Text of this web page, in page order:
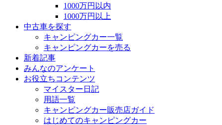
1000万円以内
1000万円以上
中古車を探す
キャンピングカー一覧
キャンピングカーを売る
新着記事
みんなのアンケート
お役立ちコンテンツ
マイスター日記
用語一覧
キャンピングカー販売店ガイド
はじめてのキャンピングカー